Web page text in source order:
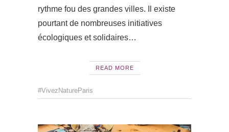
rythme fou des grandes villes. Il existe
pourtant de nombreuses initiatives
écologiques et solidaires…
READ MORE
#VivezNatureParis